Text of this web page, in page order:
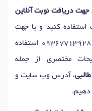
جهت دریافت نوبت آنلاین
استفاده کنید و یا جهت
09367713928 استفاده
مختصری از جمله
، آدرس وب سایت و
دهیم.